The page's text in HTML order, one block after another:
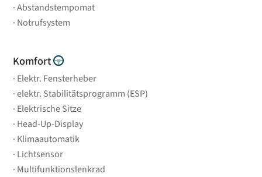
Abstandstempomat
Notrufsystem
Komfort
Elektr. Fensterheber
elektr. Stabilitätsprogramm (ESP)
Elektrische Sitze
Head-Up-Display
Klimaautomatik
Lichtsensor
Multifunktionslenkrad